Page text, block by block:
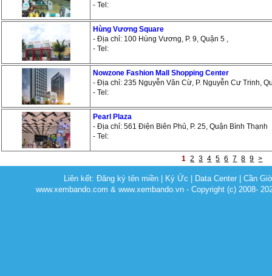
- Tel:
Hùng Vương Square
- Địa chỉ: 100 Hùng Vương, P. 9, Quận 5 ,
- Tel:
Nowzone Fashion Mall Shopping Center
- Địa chỉ: 235 Nguyễn Văn Cừ, P. Nguyễn Cư Trinh,
- Tel:
Pearl Plaza
- Địa chỉ: 561 Điện Biên Phủ, P. 25, Quận Bình Thạnh
- Tel:
1 2 3 4 5 6 7 8 9 >
Liên kết:Đăng ký tên miền Ký Ức Data Center |Cần
www.xembando.com & www.xembando.vn - Copyright (c) 2008-